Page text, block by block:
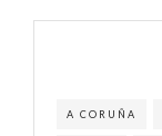
A CORUÑA